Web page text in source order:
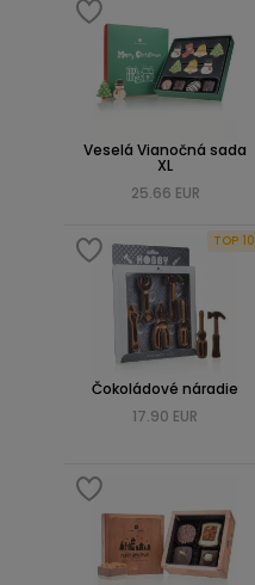
Veselá Vianočná sada
XL
25.66 EUR
TOP 10
Čokoládové náradie
17.90 EUR